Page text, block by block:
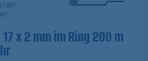
x 2 mm im Ring 200 m